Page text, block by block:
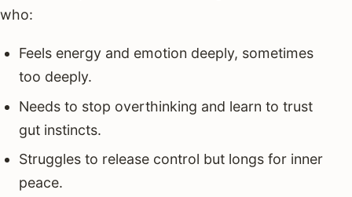
who:
Feels energy and emotion deeply, sometimes
too deeply.
Needs to stop overthinking and learn to trust
gut instincts.
Struggles to release control but longs for inner
peace.